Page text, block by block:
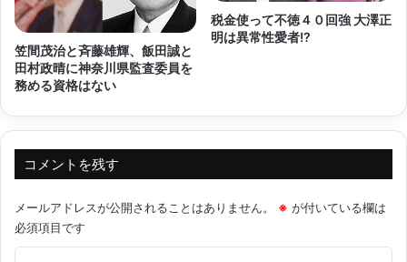
笠間茂治と斉藤雄輝、飯田誠と
田村政晴に神奈川県監査委員を
務める資格はない
税金使って不徳４０回強 大澤正
明は異常性愛者!?
コメントを残す
メールアドレスが公開されることはありません。 ※ が付いている欄は
必須項目です